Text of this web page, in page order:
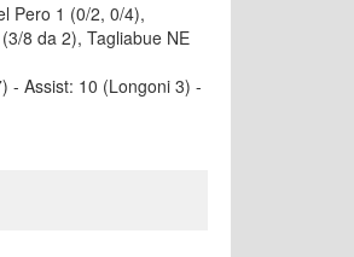
Pero 1 (0/2, 0/4),
8 da 2), Tagliabue NE
- Assist: 10 (Longoni 3) -